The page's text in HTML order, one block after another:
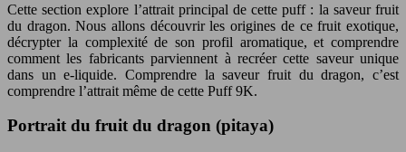
Cette section explore l’attrait principal de cette puff : la saveur fruit
du dragon. Nous allons découvrir les origines de ce fruit exotique,
décrypter la complexité de son profil aromatique, et comprendre
comment les fabricants parviennent à recréer cette saveur unique
dans un e-liquide. Comprendre la saveur fruit du dragon, c’est
comprendre l’attrait même de cette Puff 9K.
Portrait du fruit du dragon (pitaya)